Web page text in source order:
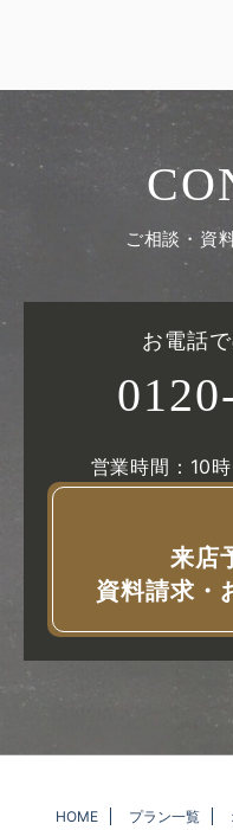
ご相談・資
お電話
営業時間：10
来店
資料請求・
HOME プラン一覧